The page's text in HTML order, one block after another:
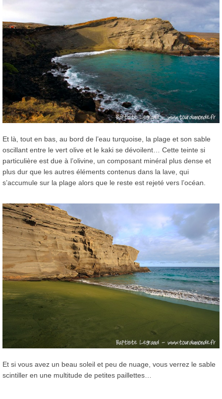
Et là, tout en bas, au bord de l’eau turquoise, la plage et son sable
oscillant entre le vert olive et le kaki se dévoilent… Cette teinte si
particulière est due à l’olivine, un composant minéral plus dense et
plus dur que les autres éléments contenus dans la lave, qui
s’accumule sur la plage alors que le reste est rejeté vers l’océan.
Et si vous avez un beau soleil et peu de nuage, vous verrez le sable
scintiller en une multitude de petites paillettes…